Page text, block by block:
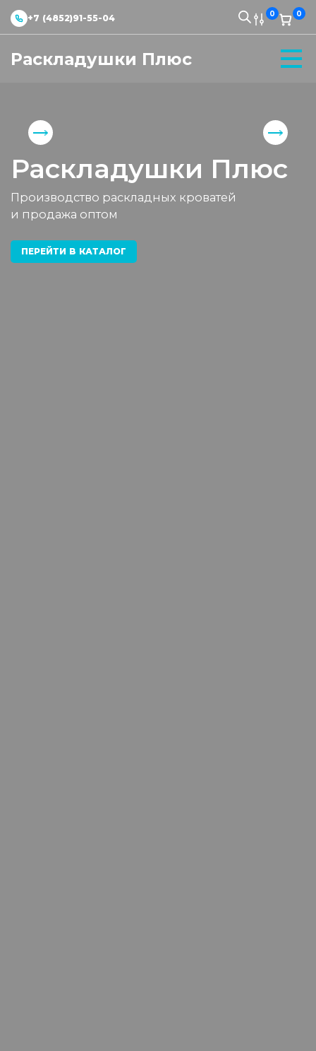
+7 (4852)91-55-04 0 0
Раскладушки Плюс
Раскладушки Плюс
Производство раскладных кроватей
и продажа оптом
ПЕРЕЙТИ В КАТАЛОГ